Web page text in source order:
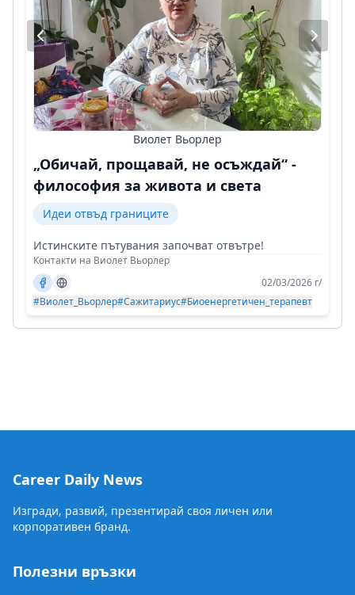
Виолет Вьорлер
„Обичай, прощавай, не осъждай“ -
философия за живота и света
Идеи отвъд границите
Истинските пътувания започват отвътре!
Контакти на Виолет Вьорлер
02/03/2026 г/
#Виолет_Вьорлер#Сажитариус#Биоенергетичен_терапевт
Career Daily News
Изгради, развий, презентирай своя личен или
корпоративен бранд.
Полезни връзки